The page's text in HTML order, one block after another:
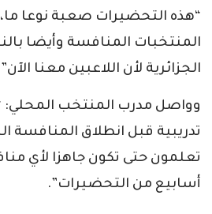
“هذه التحضيرات صعبة نوعا ما،
المنتخبات المنافسة وأيضا
الجزائرية لأن اللاعبين معنا
تدريبية قبل انطلاق المنافسة
أسابيع من التحضيرات”.